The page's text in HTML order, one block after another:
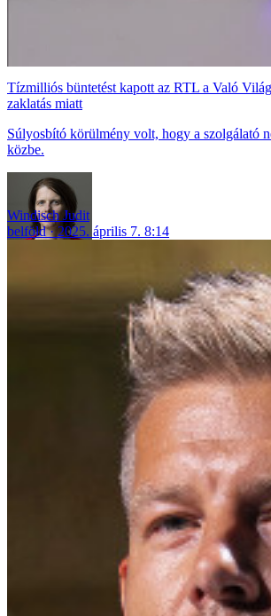
Tízmilliós büntetést kapott az RTL a Való
zaklatás miatt
Súlyosbító körülmény volt, hogy a szolgálató
közbe.
Windisch Judit
belföld
2025. április 7. 8:14